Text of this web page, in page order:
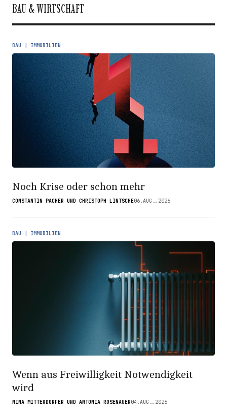
BAU & WIRTSCHAFT
BAU | IMMOBILIEN
Noch Krise oder schon mehr
CONSTANTIN PACHER UND CHRISTOPH LINTSCHE06.AUG..2026
BAU | IMMOBILIEN
Wenn aus Freiwilligkeit Notwendigkeit
wird
NINA MITTERDORFER UND ANTONIA ROSENAUER04.AUG..2026